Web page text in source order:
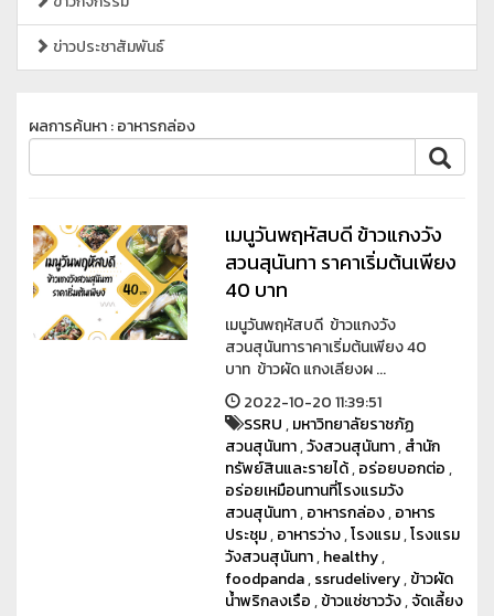
ข่าวประชาสัมพันธ์
ผลการค้นหา : อาหารกล่อง
เมนูวันพฤหัสบดี ข้าวแกงวัง
สวนสุนันทา ราคาเริ่มต้นเพียง
40 บาท
เมนูวันพฤหัสบดี ข้าวแกงวัง
สวนสุนันทาราคาเริ่มต้นเพียง 40
บาท ข้าวผัด แกงเลียงผ ...
2022-10-20 11:39:51
SSRU,มหาวิทยาลัยราชภัฏ
สวนสุนันทา,วังสวนสุนันทา,สำนัก
ทรัพย์สินและรายได้,อร่อยบอกต่อ,
อร่อยเหมือนทานที่โรงแรมวัง
สวนสุนันทา,อาหารกล่อง,อาหาร
ประชุม,อาหารว่าง,โรงแรม,โรงแรม
วังสวนสุนันทา,healthy,
foodpanda,ssrudelivery,ข้าวผัด
น้ำพริกลงเรือ,ข้าวแช่ชาววัง,จัดเลี้ยง